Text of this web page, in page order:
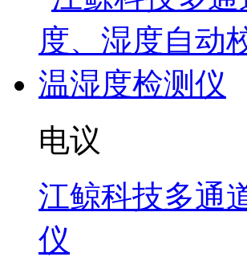
电议
江鲸科技多通
仪